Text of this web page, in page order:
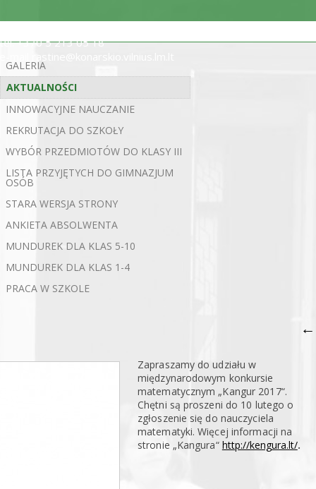
tel. +370 5 213 05 18
GALERIA
AKTUALNOŚCI
INNOWACYJNE NAUCZANIE
REKRUTACJA DO SZKOŁY
WYBÓR PRZEDMIOTÓW DO KLASY III
LISTA PRZYJĘTYCH DO GIMNAZJUM
OSÓB
STARA WERSJA STRONY
ANKIETA ABSOLWENTA
MUNDUREK DLA KLAS 5-10
MUNDUREK DLA KLAS 1-4
PRACA W SZKOLE
←
Zapraszamy do udziału w
międzynarodowym konkursie
matematycznym „Kangur 2017“.
Chętni są proszeni do 10 lutego o
zgłoszenie się do nauczyciela
matematyki. Więcej informacji na
stronie „Kangura“ http://kengura.lt/.